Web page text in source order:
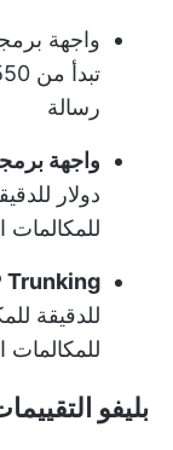
واجهة
رسالة
واجهة
للمكالمات
Trunking
للمكالمات
بليفو